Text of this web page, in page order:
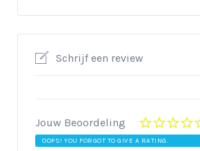
Schrijf een review
Jouw Beoordeling
OOPS! YOU FORGOT TO GIVE A RATING.